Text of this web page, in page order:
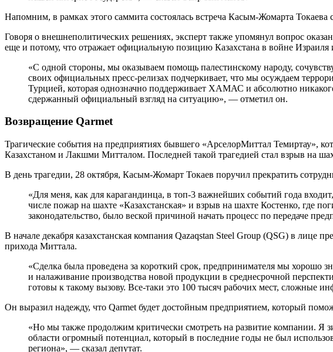
Напомним, в рамках этого саммита состоялась встреча Касым-Жомарта
Говоря о внешнеполитических решениях, эксперт также упомянул вопрос
еще и потому, что отражает официальную позицию Казахстана в войне
«С одной стороны, мы оказываем помощь палестинскому народу,
своих официальных пресс-релизах подчеркивает, что мы осуждаем
Турцией, которая однозначно поддерживает ХАМАС и абсолютно
сдержанный официальный взгляд на ситуацию», — отметил он.
Возвращение Qarmet
Трагические события на предприятиях бывшего «АрселорМиттал Темиртау»,
Казахстаном и Лакшми Митталом. Последней такой трагедией стал взрыв на
В день трагедии, 28 октября, Касым-Жомарт Токаев поручил прекратить
«Для меня, как для карагандинца, в топ-3 важнейших событий года
числе пожар на шахте «Казахстанская» и взрыв на шахте Костенко, где
законодательство, было веской причиной начать процесс по передаче
В начале декабря казахстанская компания Qazaqstan Steel Group (QSG) в лице
прихода Миттала.
«Сделка была проведена за короткий срок, предпринимателя мы хорошо
и налаживание производства новой продукции в среднесрочной
готовы к такому вызову. Все-таки это 100 тысяч рабочих мест, сложные
Он выразил надежду, что Qarmet будет достойным предприятием, который
«Но мы также продолжим критически смотреть на развитие компании. Я
области огромный потенциал, который в последние годы не был
региона», — сказал депутат.